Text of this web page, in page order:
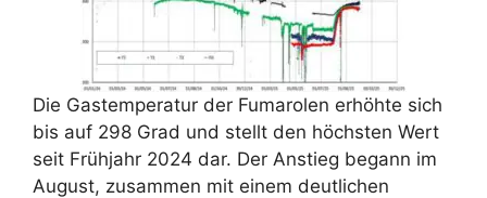
Die Gastemperatur der Fumarolen erhöhte sich
bis auf 298 Grad und stellt den höchsten Wert
seit Frühjahr 2024 dar. Der Anstieg begann im
August, zusammen mit einem deutlichen